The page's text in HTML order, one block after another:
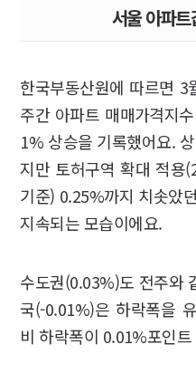
서울 아파
한국부동산원에 따르면
주간 아파트 매매가격지
1% 상승을 기록했어요.
지만 토허구역 확대 적용
기준) 0.25%까지 치솟았
지속되는 모습이에요.
수도권(0.03%)도 전주와
국(-0.01%)은 하락폭을
비 하락폭이 0.01%포인